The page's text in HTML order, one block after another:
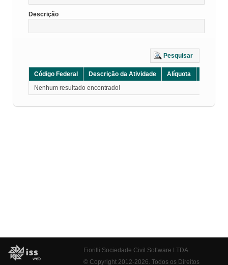
Descrição
Pesquisar
Código Federal Descrição da Atividade Alíquota
Nenhum resultado encontrado!
Fiorilli Sociedade Civil Software LTDA
© Copyright 2012-2026. Todos os Direitos